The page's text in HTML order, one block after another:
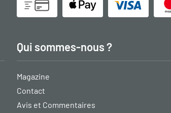
Qui sommes-nous ?
Magazine
Contact
Avis et Commentaires